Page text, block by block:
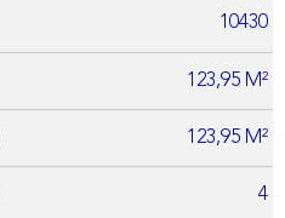
10430
123,95 M²
123,95 M²
4